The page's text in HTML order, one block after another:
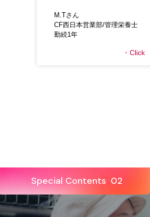
M.Tさん
CF西日本営業部/管理栄養士
勤続1年
Click
Special Contents